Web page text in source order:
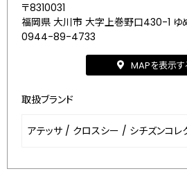
〒8310031
福岡県 大川市 大字上巻野口430-1 ゆ
0944-89-4733
MAPを表示す
取扱ブランド
アテッサ / クロスシー / シチズンコレ